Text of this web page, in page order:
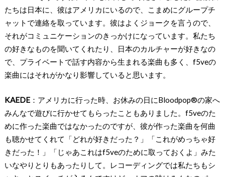
たちは日本に、彼はアメリカにいるので、こまめにグループチ
ャットで連絡を取っています。彼はよくジョークを言うので、
それがコミュニケーションのきっかけになっています。私たち
の好きなものを聞いてくれたり、日本のカルチャーが好きなの
で、プライベートで話す内容から生まれる楽曲も多く、f5veの
楽曲にはそれがかなり影響していると思います。
KAEDE：アメリカに行った時、お休みの日にBloodpop®️の家へ
みんなで遊びに行かせてもらったこともありました。f5veのた
めに作った楽曲ではなかったのですが、彼が作った楽曲を何曲
も聴かせてくれて「どれが好きだった？」「これがめっちゃ好
きだった！」「じゃあこれはf5veのために取っておくよ」みた
いなやりとりもあったりして。レコーディングでは私たちもシ